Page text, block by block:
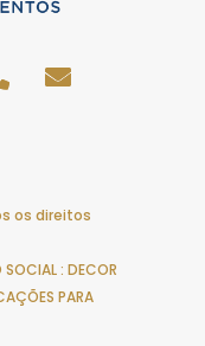
os direitos
: DECOR
PARA